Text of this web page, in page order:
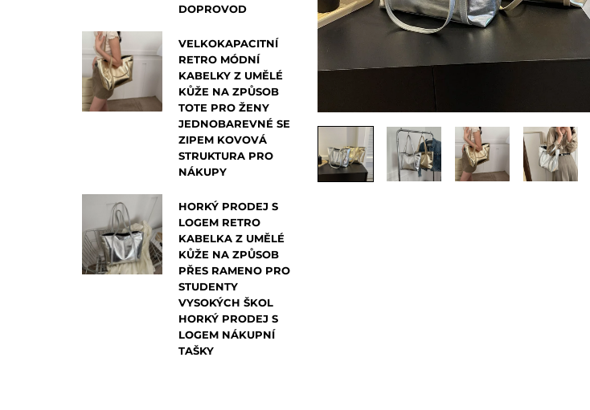
DOPROVOD
VELKOKAPACITNÍ
RETRO MÓDNÍ
KABELKY Z UMĚLÉ
KŮŽE NA ZPŮSOB
TOTE PRO ŽENY
JEDNOBAREVNÉ SE
ZIPEM KOVOVÁ
STRUKTURA PRO
NÁKUPY
HORKÝ PRODEJ S
LOGEM RETRO
KABELKA Z UMĚLÉ
KŮŽE NA ZPŮSOB
PŘES RAMENO PRO
STUDENTY
VYSOKÝCH ŠKOL
HORKÝ PRODEJ S
LOGEM NÁKUPNÍ
TAŠKY